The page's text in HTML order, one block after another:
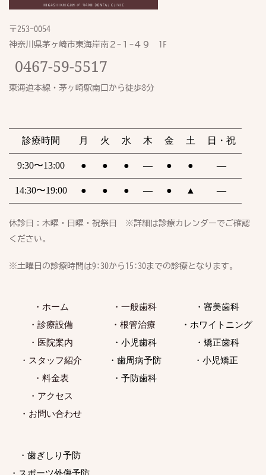
〒253-0054
神奈川県茅ヶ崎市東海岸南２-１−４９　1F
0467-59-5517
東海道本線・茅ヶ崎駅南口から徒歩8分
診療時間 月 火 水 木 金 土 日・祝
9:30〜13:00 ● ● ● ― ● ● ―
14:30〜19:00 ● ● ● ― ● ▲ ―
休診日：木曜・日曜・祝祭日　※詳細は診療カレンダーでご確認
ください。
※土曜日の診療時間は9:30から15:30までの診療となります。
・ホーム
・診療設備
・医院案内
・スタッフ紹介
・料金表
・アクセス
・お問い合わせ
・一般歯科
・根管治療
・小児歯科
・歯周病予防
・予防歯科
・審美歯科
・ホワイトニング
・矯正歯科
・小児矯正
・歯ぎしり予防